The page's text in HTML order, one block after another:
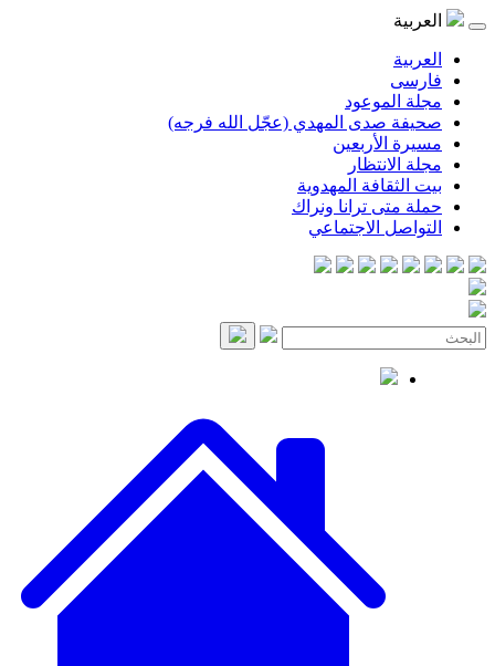
العربية
العربية
فارسی
مجلة الموعود
صحيفة صدى المهدي (عجّل الله فرجه)
مسيرة الأربعين
مجلة الانتظار
بيت الثقافة المهدوية
حملة متى ترانا ونراك
التواصل الاجتماعي